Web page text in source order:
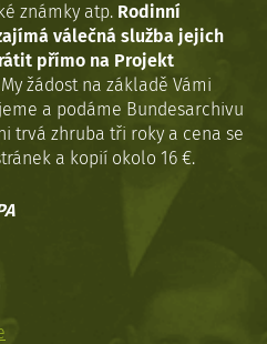
známky atp. Rodinní
válečná služba jejich
přímo na Projekt
My žádost na základě Vámi
a podáme Bundesarchivu
trvá zhruba tři roky a cena se
a kopií okolo 16 €.